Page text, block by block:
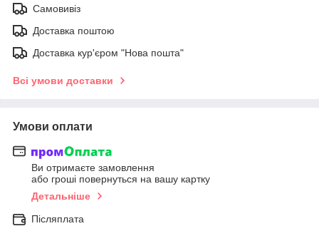
Самовивіз
Доставка поштою
Доставка кур'єром "Нова пошта"
Всі умови доставки
Умови оплати
Ви отримаєте замовлення
або гроші повернуться на вашу картку
Детальніше
Післяплата